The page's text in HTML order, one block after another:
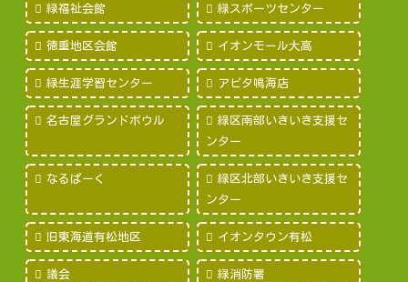
緑福祉会館 緑スポーツセンター
徳重地区会館 イオンモール大高
緑生涯学習センター アピタ鳴海店
名古屋グランドボウル
緑区南部いきいき支援セ
ンター
なるぱーく
緑区北部いきいき支援セ
ンター
旧東海道有松地区 イオンタウン有松
議会 緑消防署